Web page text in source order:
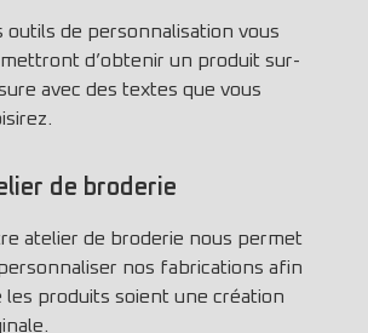
outils de personnalisation vous
d’obtenir un produit sur-
avec des textes que vous
de broderie
atelier de broderie nous permet
nos fabrications afin
les produits soient une création